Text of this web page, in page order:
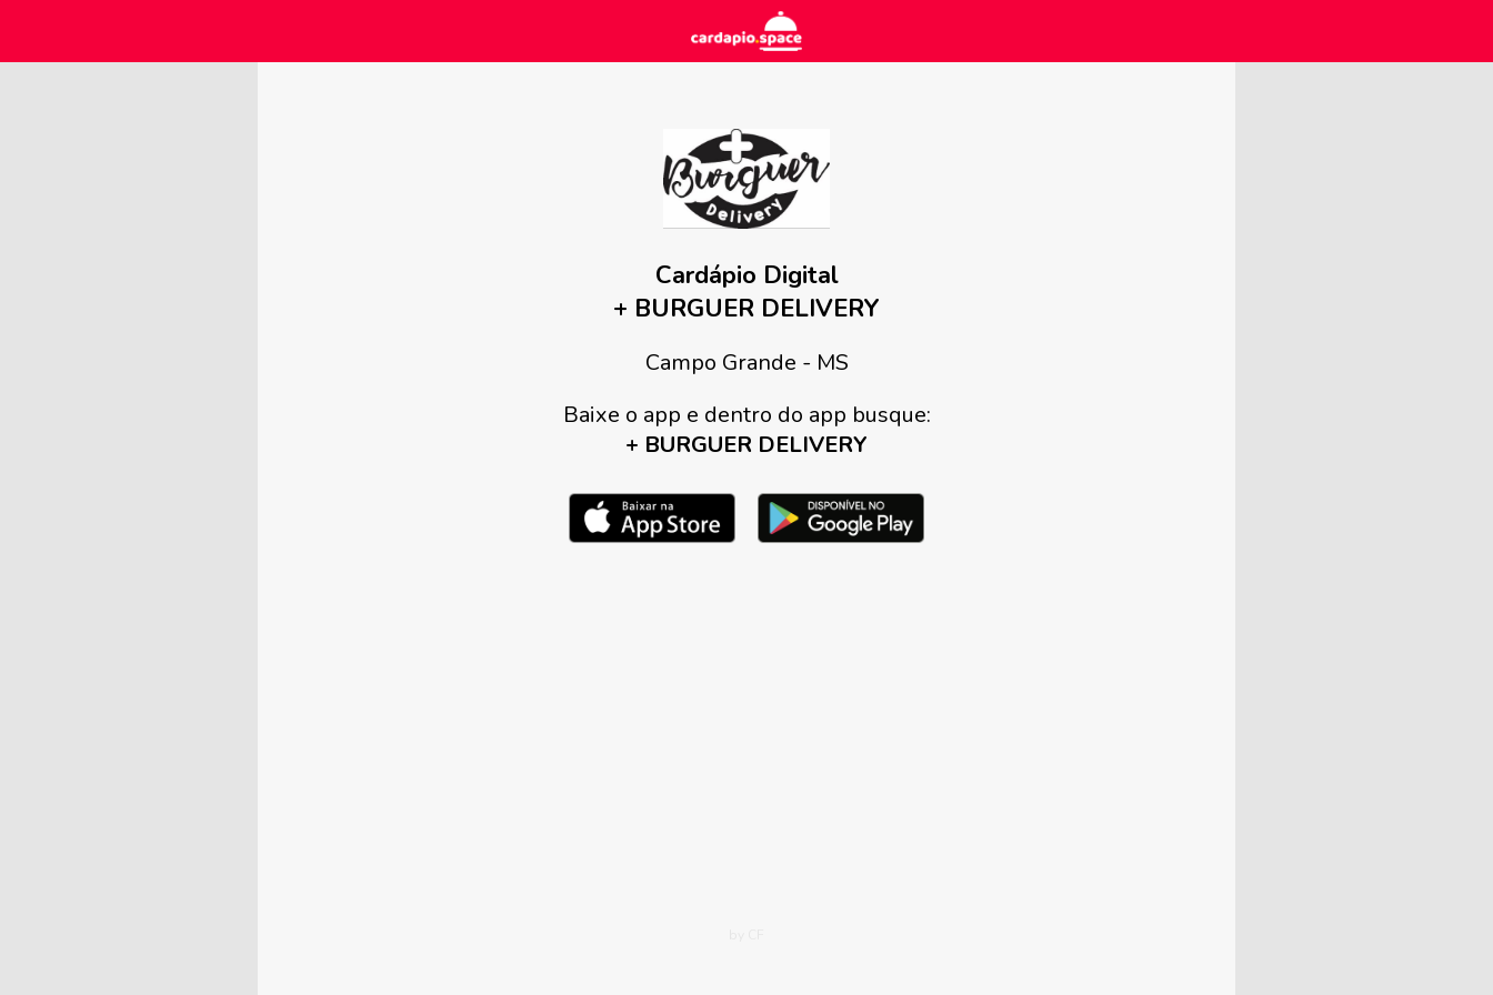
Cardápio Digital
+ BURGUER DELIVERY
Campo Grande - MS
Baixe o app e dentro do app busque:
+ BURGUER DELIVERY